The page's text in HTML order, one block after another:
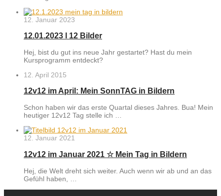
12. Januar 2023
12.01.2023 l 12 Bilder
Hej, bist du gut ins neue Jahr gestartet? Hast du mein
Kursprogramm entdeckt?
12. April 2015
12v12 im April: Mein SonnTAG in Bildern
Schon haben wir das erste Quartal dieses Jahres. Bua! Mein
heutiger 12v12 Tag stelle ich …
12. Januar 2021
12v12 im Januar 2021 ☆ Mein Tag in Bildern
Hej, die Welt dreht sich weiter. Auch wenn wir ab und an das
Gefühl haben, …